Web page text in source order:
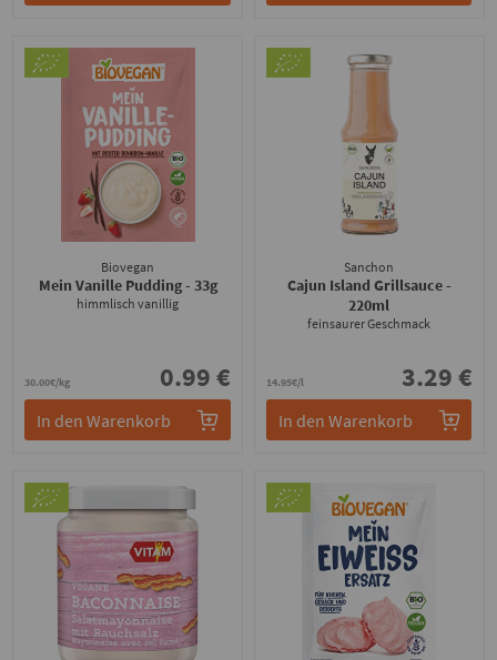
Biovegan
Mein Vanille Pudding- 33g
himmlisch vanillig
30.00€/kg 0.99 €
In den Warenkorb
Sanchon
Cajun Island Grillsauce-
220ml
feinsaurer Geschmack
14.95€/l 3.29 €
In den Warenkorb